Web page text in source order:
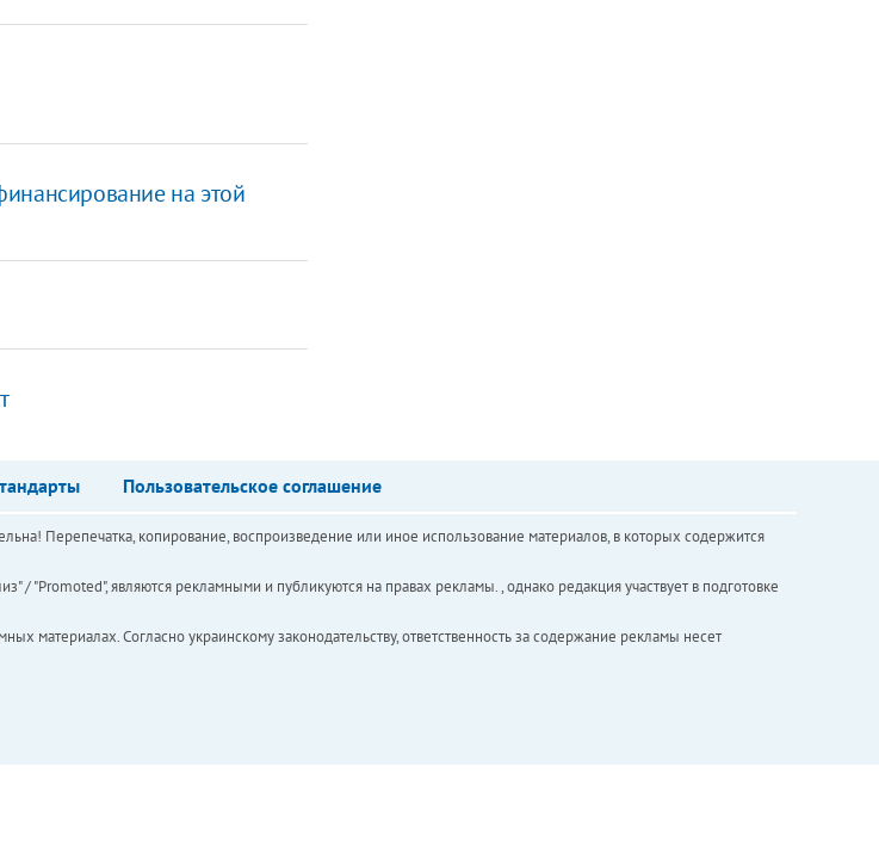
на этой
Пользовательское соглашение
Перепечатка, копирование, воспроизведение или иное использование материалов, в которых содержится
"Promoted", являются рекламными и публикуются на правах рекламы. , однако редакция участвует в подготовке
материалах. Согласно украинскому законодательству, ответственность за содержание рекламы несет